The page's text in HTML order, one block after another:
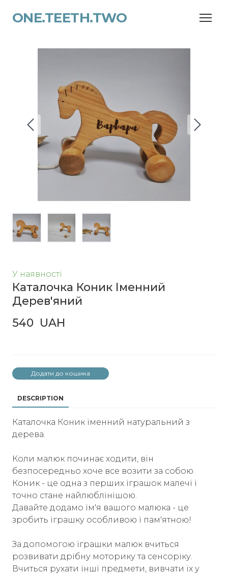
ONE.TEETH.TWO
У наявності
Каталочка Коник Іменний
Дерев'яний
540  UAH
Додати до кошика
DESCRIPTION
Каталочка Коник іменний натуральний з
дерева.
Коли малюк починає ходити, він
безпосередньо хоче все возити за собою.
Коник - це одна з перших іграшок малечі і
точно стане найлюблінішою.
Давайте додамо ім'я вашого малюка - це
зробить іграшку особливою і пам'ятною!
За допомогою іграшки малюк вчиться
розвивати дрібну моторику та сенсоріку.
Вчиться рухати інші предмети, вивчати їх у